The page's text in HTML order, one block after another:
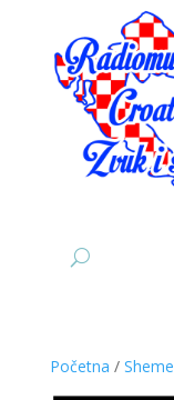
Početna / Sheme